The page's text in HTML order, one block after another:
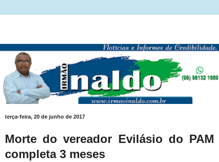
terça-feira, 20 de junho de 2017
Morte do vereador Evilásio do PAM
completa 3 meses